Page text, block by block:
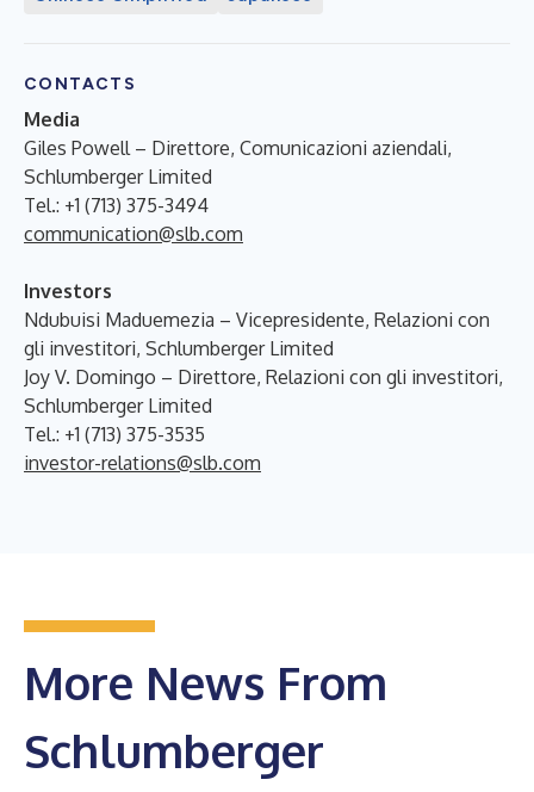
CONTACTS
Media
Giles Powell – Direttore, Comunicazioni aziendali,
Schlumberger Limited
Tel.: +1 (713) 375-3494
communication@slb.com
Investors
Ndubuisi Maduemezia – Vicepresidente, Relazioni con
gli investitori, Schlumberger Limited
Joy V. Domingo – Direttore, Relazioni con gli investitori,
Schlumberger Limited
Tel.: +1 (713) 375-3535
investor-relations@slb.com
More News From
Schlumberger